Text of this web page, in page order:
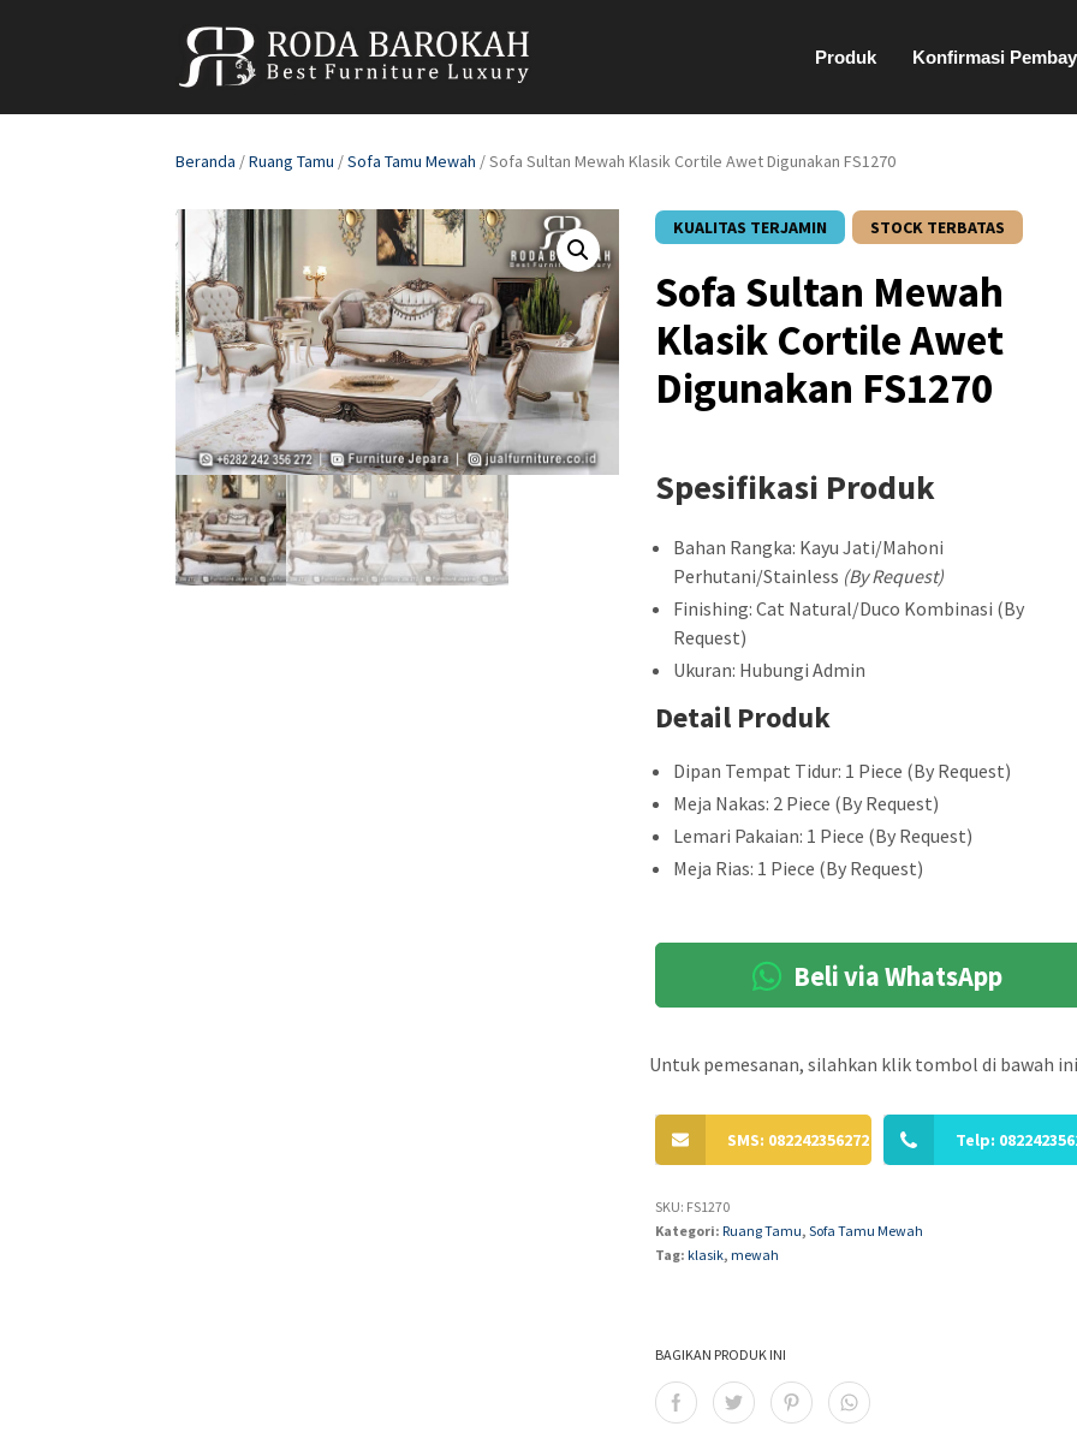
Produk Konfirmasi
Beranda /Ruang Tamu /Sofa Tamu Mewah / Sofa Sultan Mewah Klasik Cortile Awet Digunakan FS1270
KUALITAS TERJAMIN STOCK TERBATAS
Sofa Sultan Mewah
Klasik Cortile Awet
Digunakan FS1270
Spesifikasi Produk
Bahan Rangka: Kayu Jati/Mahoni
Perhutani/Stainless (By Request)
Finishing: Cat Natural/Duco Kombinasi (By
Request)
Ukuran: Hubungi Admin
Detail Produk
Dipan Tempat Tidur: 1 Piece (By Request)
Meja Nakas: 2 Piece (By Request)
Lemari Pakaian: 1 Piece (By Request)
Meja Rias: 1 Piece (By Request)
Beli via WhatsApp
Untuk pemesanan, silahkan klik tombol di bawah
SMS: 082242356272 Telp:
SKU: FS1270
Kategori:Ruang Tamu,Sofa Tamu Mewah
Tag:klasik,mewah
BAGIKAN PRODUK INI